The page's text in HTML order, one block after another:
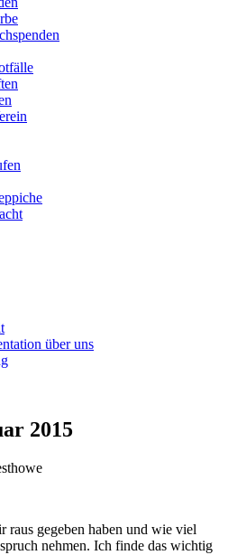
über uns
2015
raus gegeben haben und wie viel
nehmen. Ich finde das wichtig